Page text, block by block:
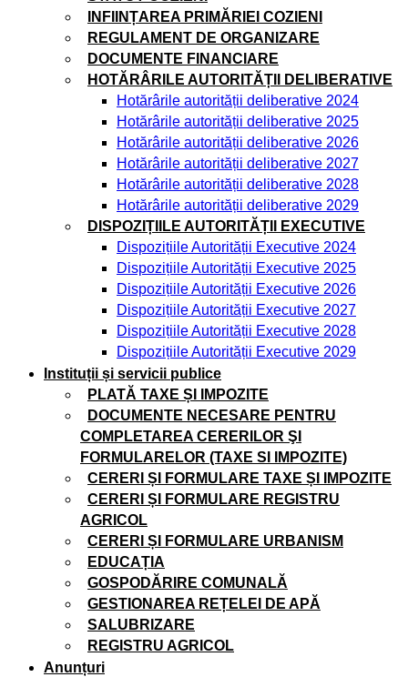
INFIINȚAREA PRIMĂRIEI COZIENI
REGULAMENT DE ORGANIZARE
DOCUMENTE FINANCIARE
HOTĂRÂRILE AUTORITĂȚII DELIBERATIVE
Hotărârile autorității deliberative 2024
Hotărârile autorității deliberative 2025
Hotărârile autorității deliberative 2026
Hotărârile autorității deliberative 2027
Hotărârile autorității deliberative 2028
Hotărârile autorității deliberative 2029
DISPOZIȚIILE AUTORITĂȚII EXECUTIVE
Dispozițiile Autorității Executive 2024
Dispozițiile Autorității Executive 2025
Dispozițiile Autorității Executive 2026
Dispozițiile Autorității Executive 2027
Dispozițiile Autorității Executive 2028
Dispozițiile Autorității Executive 2029
Instituții și servicii publice
PLATĂ TAXE ȘI IMPOZITE
DOCUMENTE NECESARE PENTRU
COMPLETAREA CERERILOR ŞI
FORMULARELOR (TAXE SI IMPOZITE)
CERERI ȘI FORMULARE TAXE ȘI IMPOZITE
CERERI ȘI FORMULARE REGISTRU
AGRICOL
CERERI ȘI FORMULARE URBANISM
EDUCAȚIA
GOSPODĂRIRE COMUNALĂ
GESTIONAREA REȚELEI DE APĂ
SALUBRIZARE
REGISTRU AGRICOL
Anunțuri